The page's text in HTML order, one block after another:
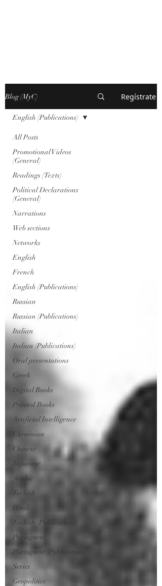
Blog (MyC) Regístrate
All Posts
Promotional Videos
(General)
Readings (Texts)
Political Declarations
(General)
Narrations
Web sections
Networks
English
French
English (Publications)
Russian
Russian (Publications)
Italian
Italian (Publications)
Oral presentations
Greek
Digital Books
Printed Books
Artificial Intelligence
Ukrainian
Chinese
Japanese
Arabic
Turkish
Hindi
Turkish (Publications)
Portuguese
Portuguese (Publications)
Series
Geopolitics
English (Publications)